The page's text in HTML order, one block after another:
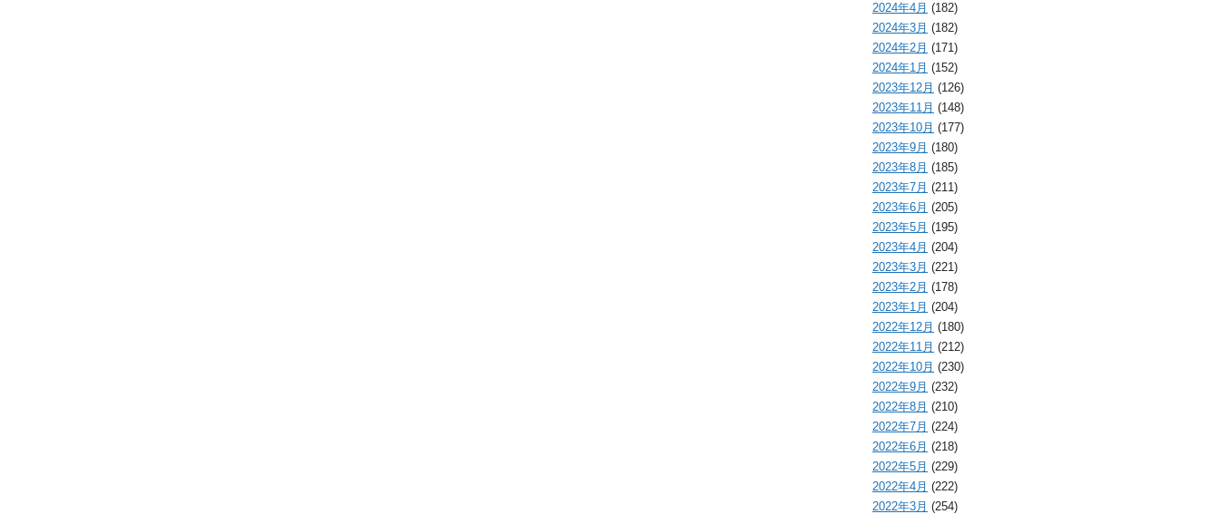
2024年4月 (182)
2024年3月 (182)
2024年2月 (171)
2024年1月 (152)
2023年12月 (126)
2023年11月 (148)
2023年10月 (177)
2023年9月 (180)
2023年8月 (185)
2023年7月 (211)
2023年6月 (205)
2023年5月 (195)
2023年4月 (204)
2023年3月 (221)
2023年2月 (178)
2023年1月 (204)
2022年12月 (180)
2022年11月 (212)
2022年10月 (230)
2022年9月 (232)
2022年8月 (210)
2022年7月 (224)
2022年6月 (218)
2022年5月 (229)
2022年4月 (222)
2022年3月 (254)